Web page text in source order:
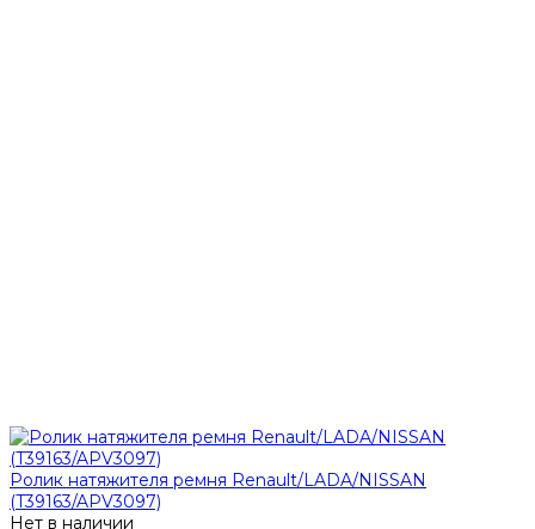
Ролик натяжителя ремня Renault/LADA/NISSAN
(T39163/APV3097)
Нет в наличии